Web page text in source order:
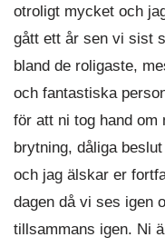
otroligt mycket och
gått ett år sen vi sist
bland de roligaste,
och fantastiska
för att ni tog hand om
brytning, dåliga
och jag älskar er
dagen då vi ses igen
tillsammans igen. Ni